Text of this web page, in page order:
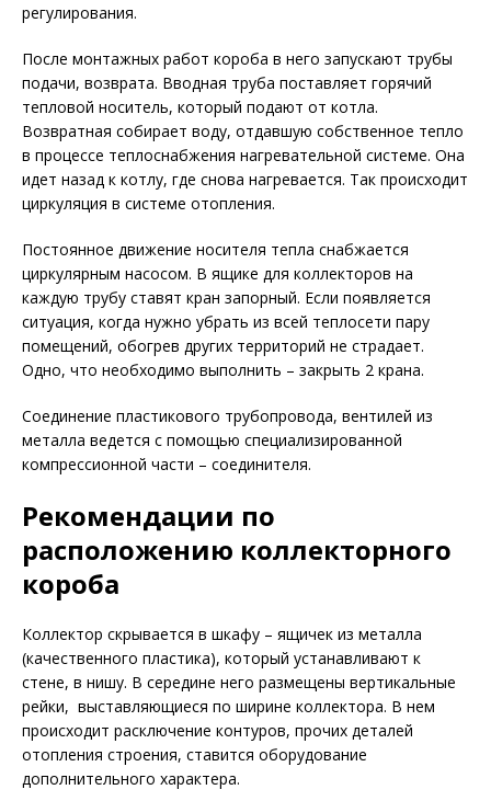
регулирования.
После монтажных работ короба в него запускают трубы
подачи, возврата. Вводная труба поставляет горячий
тепловой носитель, который подают от котла.
Возвратная собирает воду, отдавшую собственное тепло
в процессе теплоснабжения нагревательной системе. Она
идет назад к котлу, где снова нагревается. Так происходит
циркуляция в системе отопления.
Постоянное движение носителя тепла снабжается
циркулярным насосом. В ящике для коллекторов на
каждую трубу ставят кран запорный. Если появляется
ситуация, когда нужно убрать из всей теплосети пару
помещений, обогрев других территорий не страдает.
Одно, что необходимо выполнить – закрыть 2 крана.
Соединение пластикового трубопровода, вентилей из
металла ведется с помощью специализированной
компрессионной части – соединителя.
Рекомендации по
расположению коллекторного
короба
Коллектор скрывается в шкафу – ящичек из металла
(качественного пластика), который устанавливают к
стене, в нишу. В середине него размещены вертикальные
рейки, выставляющиеся по ширине коллектора. В нем
происходит расключение контуров, прочих деталей
отопления строения, ставится оборудование
дополнительного характера.